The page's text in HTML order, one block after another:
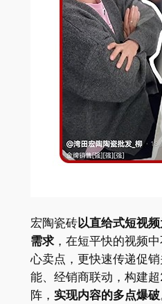
宏陶瓷砖以直给式短视
需求，在短平快的视频
心卖点，更快速传递促
能、经销商联动，构建
阵， 实现内容的多点爆破